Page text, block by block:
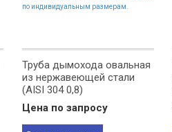
по индивидуальным размерам.
Труба дымохода овальная
из нержавеющей стали
(AISI 304 0,8)
Цена по запросу